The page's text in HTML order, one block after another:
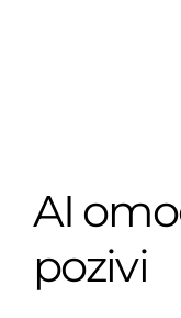
AI
pozivi